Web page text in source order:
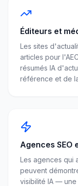
Éditeurs et
Les sites
articles pour
résumés IA
référence et de
Agences SEO
Les agences qui
peuvent
visibilité IA —